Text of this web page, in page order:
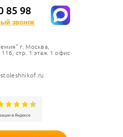
85 98
звонок
г. Москва,
стр. 1 этаж 1 офис